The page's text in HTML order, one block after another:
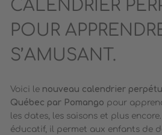
CALENDRIER
POUR
S’AMUSANT.
Voici le nouveau calendrier
Québec par Pomango pour
les dates, les saisons et plus
éducatif, il permet aux enfants de